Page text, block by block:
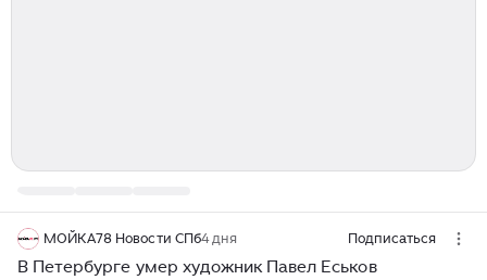
МОЙКА78 Новости СПб4 дня Подписаться
В Петербурге умер художник Павел Еськов